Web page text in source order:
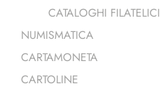
CATALOGHI FILATELICI
NUMISMATICA
CARTAMONETA
CARTOLINE